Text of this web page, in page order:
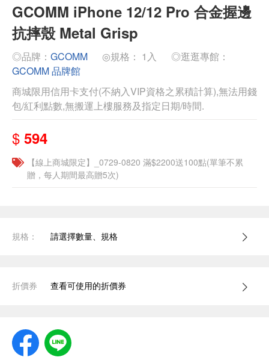
GCOMM iPhone 12/12 Pro 合金握邊
抗摔殼 Metal Grisp
◎品牌： GCOMM ◎規格： 1入
◎逛逛專館：
GCOMM 品牌館
商城限用信用卡支付(不納入VIP資格之累積計算),無法用錢
包/紅利點數,無搬運上樓服務及指定日期/時間.
$ 594
【線上商城限定】_0729-0820 滿$2200送100點(單筆不累
贈，每人期間最高贈5次)
規格： 請選擇數量、規格
折價券 查看可使用的折價券